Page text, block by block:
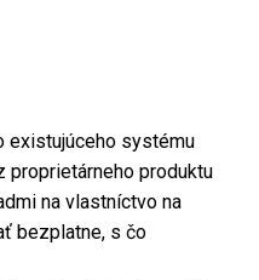
existujúceho systému
proprietárneho produktu
na vlastníctvo na
bezplatne, s čo